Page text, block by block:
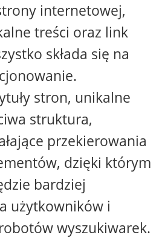
internetowej,
treści oraz link
składa się na
stron, unikalne
struktura,
przekierowania
dzięki którym
bardziej
użytkowników i
wyszukiwarek.